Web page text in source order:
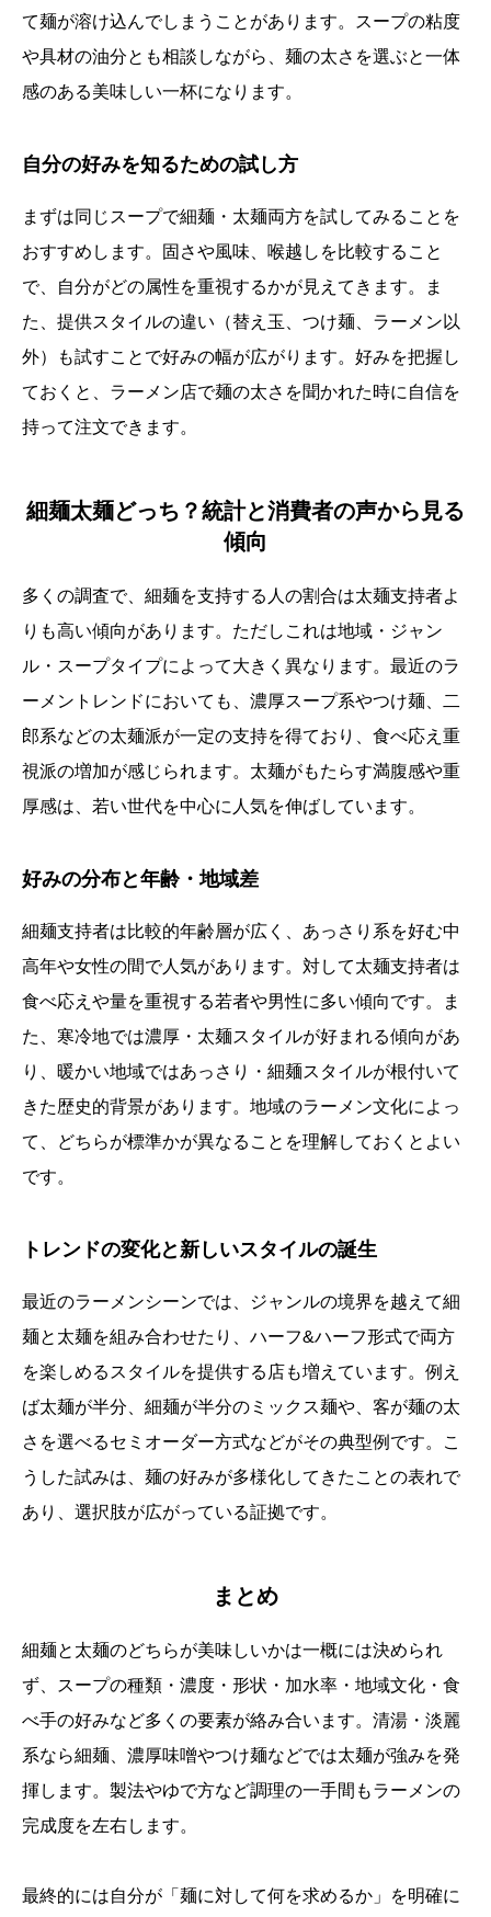
て麺が溶け込んでしまうことがあります。スープの粘度
や具材の油分とも相談しながら、麺の太さを選ぶと一体
感のある美味しい一杯になります。
自分の好みを知るための試し方
まずは同じスープで細麺・太麺両方を試してみることを
おすすめします。固さや風味、喉越しを比較すること
で、自分がどの属性を重視するかが見えてきます。ま
た、提供スタイルの違い（替え玉、つけ麺、ラーメン以
外）も試すことで好みの幅が広がります。好みを把握し
ておくと、ラーメン店で麺の太さを聞かれた時に自信を
持って注文できます。
細麺太麺どっち？統計と消費者の声から見る
傾向
多くの調査で、細麺を支持する人の割合は太麺支持者よ
りも高い傾向があります。ただしこれは地域・ジャン
ル・スープタイプによって大きく異なります。最近のラ
ーメントレンドにおいても、濃厚スープ系やつけ麺、二
郎系などの太麺派が一定の支持を得ており、食べ応え重
視派の増加が感じられます。太麺がもたらす満腹感や重
厚感は、若い世代を中心に人気を伸ばしています。
好みの分布と年齢・地域差
細麺支持者は比較的年齢層が広く、あっさり系を好む中
高年や女性の間で人気があります。対して太麺支持者は
食べ応えや量を重視する若者や男性に多い傾向です。ま
た、寒冷地では濃厚・太麺スタイルが好まれる傾向があ
り、暖かい地域ではあっさり・細麺スタイルが根付いて
きた歴史的背景があります。地域のラーメン文化によっ
て、どちらが標準かが異なることを理解しておくとよい
です。
トレンドの変化と新しいスタイルの誕生
最近のラーメンシーンでは、ジャンルの境界を越えて細
麺と太麺を組み合わせたり、ハーフ&ハーフ形式で両方
を楽しめるスタイルを提供する店も増えています。例え
ば太麺が半分、細麺が半分のミックス麺や、客が麺の太
さを選べるセミオーダー方式などがその典型例です。こ
うした試みは、麺の好みが多様化してきたことの表れで
あり、選択肢が広がっている証拠です。
まとめ
細麺と太麺のどちらが美味しいかは一概には決められ
ず、スープの種類・濃度・形状・加水率・地域文化・食
べ手の好みなど多くの要素が絡み合います。清湯・淡麗
系なら細麺、濃厚味噌やつけ麺などでは太麺が強みを発
揮します。製法やゆで方など調理の一手間もラーメンの
完成度を左右します。
最終的には自分が「麺に対して何を求めるか」を明確に